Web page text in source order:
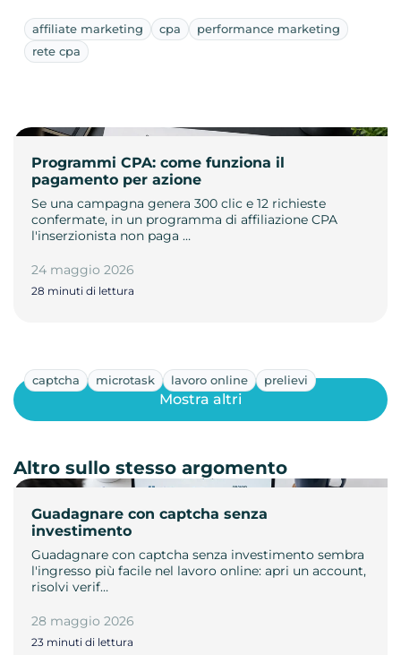
affiliate marketing cpa
performance marketing
rete cpa
Programmi CPA: come funziona il
pagamento per azione
Se una campagna genera 300 clic e 12 richieste
confermate, in un programma di affiliazione CPA
l'inserzionista non paga …
24 maggio 2026
28 minuti di lettura
captcha microtask lavoro online prelievi
Guadagnare con captcha senza
investimento
Guadagnare con captcha senza investimento sembra
l'ingresso più facile nel lavoro online: apri un account,
risolvi verif…
28 maggio 2026
23 minuti di lettura
Mostra altri
Altro sullo stesso argomento